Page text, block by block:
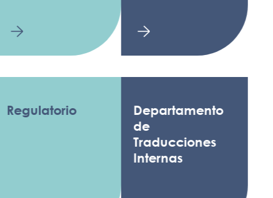
Departamento
Traducciones
Internas